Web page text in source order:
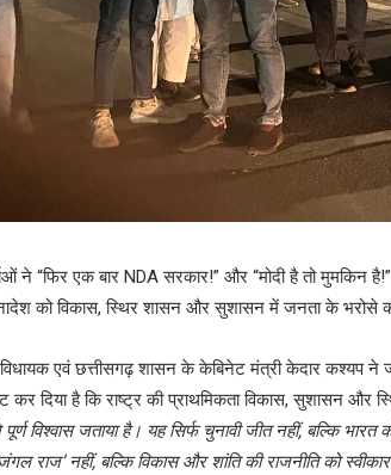
ने “फिर एक बार NDA सरकार!” और “मोदी है तो मुमकिन
को विकास, स्थिर शासन और सुशासन में जनता के भरोसे
एवं छत्तीसगढ़ शासन के केबिनेट मंत्री केदार कश्यप ने
कर दिया है कि राष्ट्र की प्राथमिकता विकास, सुशासन और
विश्वास जताया है। यह सिर्फ चुनावी जीत नहीं, बल्कि भारत
राज’ नहीं, बल्कि विकास और शांति की राजनीति को